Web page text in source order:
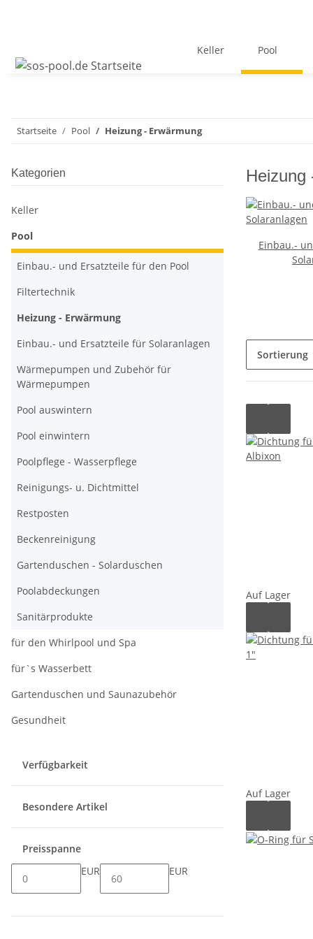
Keller Pool
Startseite Pool Heizung - Erwärmung
Heizung
Einbau.-
Sortierung
Auf Lager
Auf Lager
Kategorien
Keller
Pool
Einbau.- und Ersatzteile für den Pool
Filtertechnik
Heizung - Erwärmung
Einbau.- und Ersatzteile für Solaranlagen
Wärmepumpen und Zubehör für
Wärmepumpen
Pool auswintern
Pool einwintern
Poolpflege - Wasserpflege
Reinigungs- u. Dichtmittel
Restposten
Beckenreinigung
Gartenduschen - Solarduschen
Poolabdeckungen
Sanitärprodukte
für den Whirlpool und Spa
für`s Wasserbett
Gartenduschen und Saunazubehör
Gesundheit
Verfügbarkeit
Besondere Artikel
Preisspanne
EUR
EUR